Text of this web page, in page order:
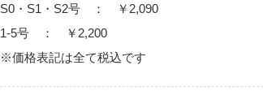
S0・S1・S2号 ： ￥2,090
1-5号 ： ￥2,200
※価格表記は全て税込です